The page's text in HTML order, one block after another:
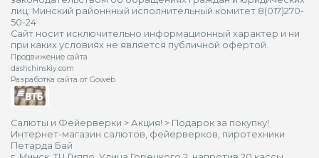
лиц: Минский районнный исполнительный комитет 8(017)270-
50-24
Сайт носит исключительно информационный характер и ни
при каких условиях не является публичной офертой.
Продвижение сайта
dashchinskiy.com
Разработка сайта от Goweb
Салюты и Фейерверки > Акция! > Подарок за покупку!
Интернет-магазин салютов, фейерверков, пиротехники
Петарда Бай